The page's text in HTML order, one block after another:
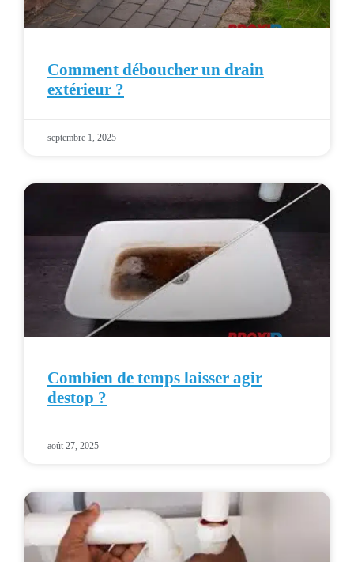
Comment déboucher un drain
extérieur ?
septembre 1, 2025
Combien de temps laisser agir
destop ?
août 27, 2025